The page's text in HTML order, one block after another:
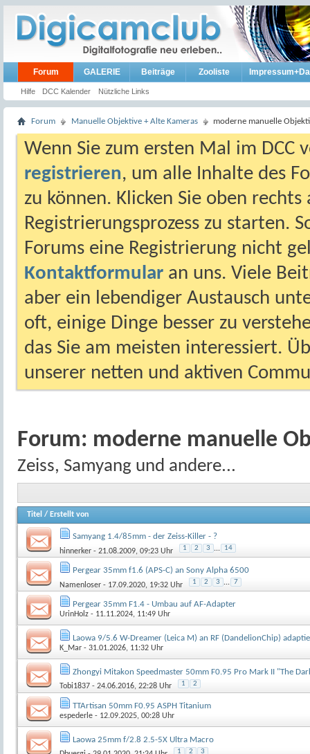
Forum
Hilfe DCC Kalender Nützliche Links
GALERIE Beiträge Zooliste
Forum Manuelle Objektive + Alte Kameras moderne manuelle
Wenn Sie zum ersten Mal im DCC
registrieren, um alle Inhalte des
zu können. Klicken Sie oben
Registrierungsprozess zu starten.
Forums eine Registrierung nicht
Kontaktformular an uns. Viele
aber ein lebendiger Austausch
oft, einige Dinge besser zu
das Sie am meisten interessiert.
unserer netten und aktiven
Forum: moderne manuelle
Zeiss, Samyang und andere...
Titel / Erstellt von
Samyang 1.4/85mm - der Zeiss-Killer - ?
hinnerker - 21.08.2009, 09:23 Uhr 1 2 3 ... 14
Pergear 35mm f1.6 (APS-C) an Sony Alpha 6500
Namenloser - 17.09.2020, 19:32 Uhr 1 2 3 ... 7
Pergear 35mm F1.4 - Umbau auf AF-Adapter
UrinHolz - 11.11.2024, 11:49 Uhr
Laowa 9/5.6 W-Dreamer (Leica M) an RF (DandelionChip)
K_Mar - 31.01.2026, 11:32 Uhr
Zhongyi Mitakon Speedmaster 50mm F0.95 Pro Mark II "The
Tobi1837 - 24.06.2016, 22:28 Uhr 1 2
TTArtisan 50mm F0.95 ASPH Titanium
espederle - 12.09.2025, 00:28 Uhr
Laowa 25mm f/2.8 2.5-5X Ultra Macro
1 2 3